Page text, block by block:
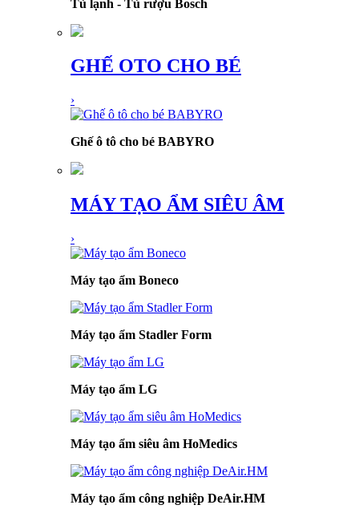
Tủ lạnh - Tủ rượu Bosch
GHẾ OTO CHO BÉ
›
Ghế ô tô cho bé BABYRO
MÁY TẠO ẨM SIÊU ÂM
›
Máy tạo ẩm Boneco
Máy tạo ẩm Stadler Form
Máy tạo ẩm LG
Máy tạo ẩm siêu âm HoMedics
Máy tạo ẩm công nghiệp DeAir.HM